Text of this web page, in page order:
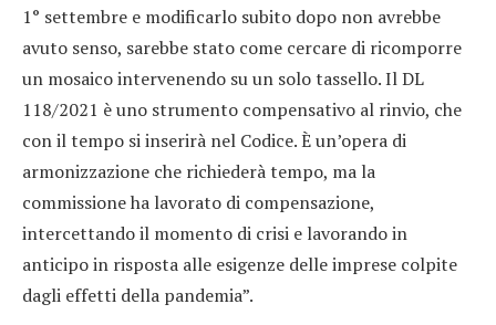
1° settembre e modificarlo subito dopo non avrebbe
avuto senso, sarebbe stato come cercare di ricomporre
un mosaico intervenendo su un solo tassello. Il DL
118/2021 è uno strumento compensativo al rinvio, che
con il tempo si inserirà nel Codice. È un’opera di
armonizzazione che richiederà tempo, ma la
commissione ha lavorato di compensazione,
intercettando il momento di crisi e lavorando in
anticipo in risposta alle esigenze delle imprese colpite
dagli effetti della pandemia”.